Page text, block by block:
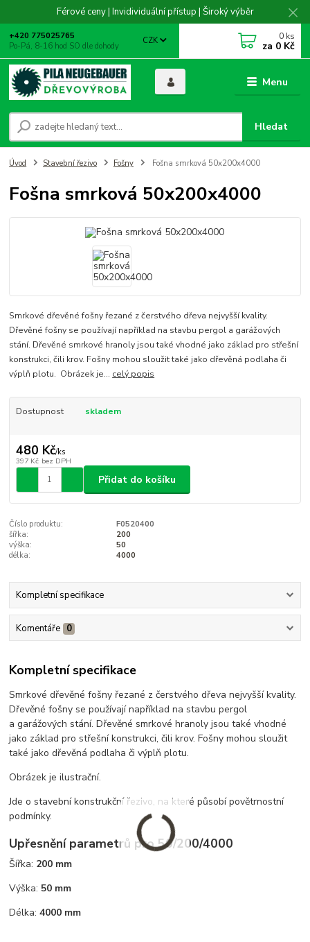
Férové ceny | Invidividuální přístup | Široký výběr
Menu
CZK
Hledat
+420 775025765
Po-Pá, 8-16 hod SO dle dohody
0 ks
za 0 Kč
Úvod Stavební řezivo Fošny Fošna smrková 50x200x4000
Fošna smrková 50x200x4000
Smrkové dřevěné fošny řezané z čerstvého dřeva nejvyšší kvality.
Dřevěné fošny se používají například na stavbu pergol a garážových
stání. Dřevěné smrkové hranoly jsou také vhodné jako základ pro střešní
konstrukci, čili krov. Fošny mohou sloužit také jako dřevěná podlaha či
výplň plotu. Obrázek je... celý popis
Dostupnost skladem
480 Kč/ks
397 Kč bez DPH
Přidat do košíku
Číslo produktu:
F0520400
šířka:
200
výška:
50
délka:
4000
Kompletní specifikace
Komentáře 0
Kompletní specifikace
Smrkové dřevěné fošny řezané z čerstvého dřeva nejvyšší kvality.
Dřevěné fošny se používají například na stavbu pergol
a garážových stání. Dřevěné smrkové hranoly jsou také vhodné
jako základ pro střešní konstrukci, čili krov. Fošny mohou sloužit
také jako dřevěná podlaha či výplň plotu.
Obrázek je ilustrační.
Jde o stavební konstrukční řezivo, na které působí povětrnostní
podmínky.
Upřesnění parametrů pro 50/200/4000
Šířka: 200 mm
Výška: 50 mm
Délka:4000 mm